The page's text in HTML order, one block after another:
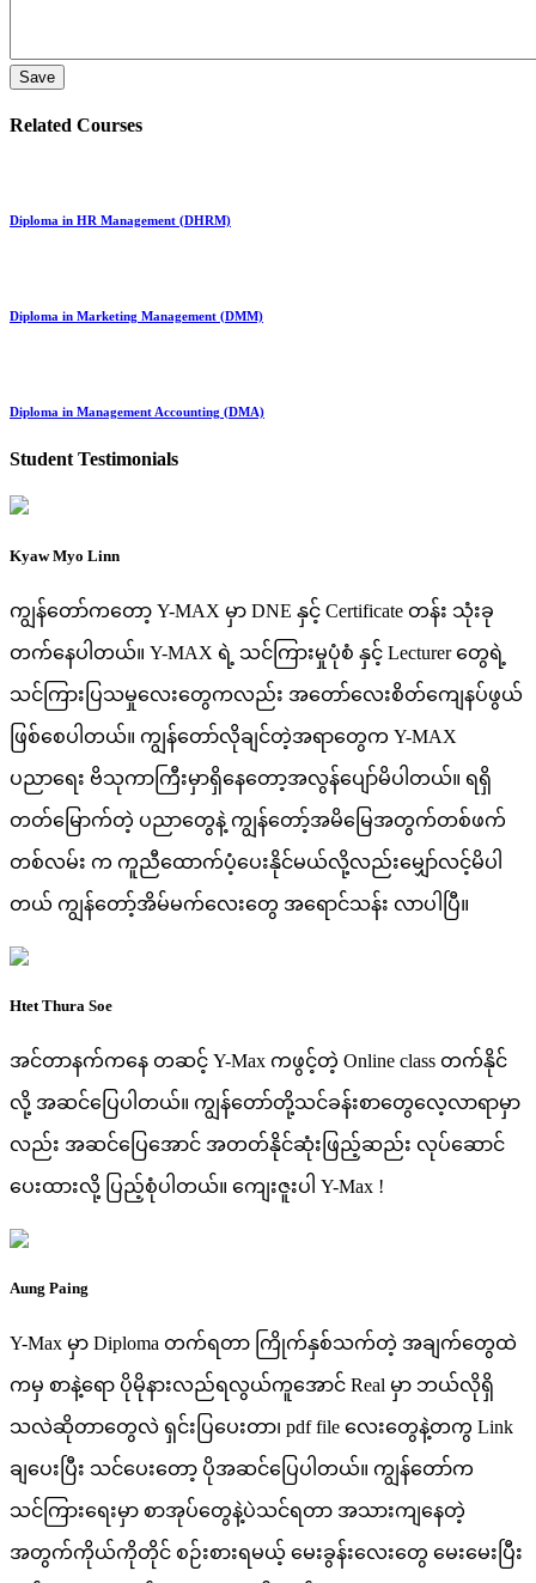
Related Courses
Diploma in HR Management (DHRM)
Diploma in Marketing Management (DMM)
Diploma in Management Accounting (DMA)
Student Testimonials
Kyaw Myo Linn
ကျွန်တော်ကတော့ Y-MAX မှာ DNE နှင့် Certificate တန်း သုံးခု
တက်နေပါတယ်။ Y-MAX ရဲ့ သင်ကြားမှုပုံစံ နှင့် Lecturer တွေရဲ့
သင်ကြားပြသမှုလေးတွေကလည်း အတော်လေးစိတ်ကျေနပ်ဖွယ်
ဖြစ်စေပါတယ်။ ကျွန်တော်လိုချင်တဲ့အရာတွေက Y-MAX
ပညာရေး ဗိသုကာကြီးမှာရှိနေတော့အလွန်ပျော်မိပါတယ်။ ရရှိ
တတ်မြောက်တဲ့ ပညာတွေနဲ့ ကျွန်တော့်အမိမြေအတွက်တစ်ဖက်
တစ်လမ်း က ကူညီထောက်ပံ့ပေးနိုင်မယ်လို့လည်းမျှော်လင့်မိပါ
တယ် ကျွန်တော့်အိမ်မက်လေးတွေ အရောင်သန်း လာပါပြီ။
Htet Thura Soe
အင်တာနက်ကနေ တဆင့် Y-Max ကဖွင့်တဲ့ Online class တက်နိုင်
လို့ အဆင်ပြေပါတယ်။ ကျွန်တော်တို့သင်ခန်းစာတွေလေ့လာရာမှာ
လည်း အဆင်ပြေအောင် အတတ်နိုင်ဆုံးဖြည့်ဆည်း လုပ်ဆောင်
ပေးထားလို့ ပြည့်စုံပါတယ်။ ကျေးဇူးပါ Y-Max !
Aung Paing
Y-Max မှာ Diploma တက်ရတာ ကြိုက်နှစ်သက်တဲ့ အချက်တွေထဲ
ကမှ စာနဲ့ရော ပိုမိုနားလည်ရလွယ်ကူအောင် Real မှာ ဘယ်လိုရှိ
သလဲဆိုတာတွေလဲ ရှင်းပြပေးတာ၊ pdf file လေးတွေနဲ့တကွ Link
ချပေးပြီး သင်ပေးတော့ ပိုအဆင်ပြေပါတယ်။ ကျွန်တော်က
သင်ကြားရေးမှာ စာအုပ်တွေနဲ့ပဲသင်ရတာ အသားကျနေတဲ့
အတွက်ကိုယ်ကိုတိုင် စဉ်းစားရမယ့် မေးခွန်းလေးတွေ မေးမေးပြီး